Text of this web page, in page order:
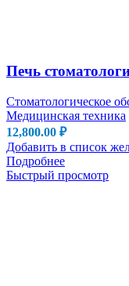
Печь
Стоматологическое
Медицинская техника
12,800.00 ₽
Добавить в список
Подробнее
Быстрый просмотр